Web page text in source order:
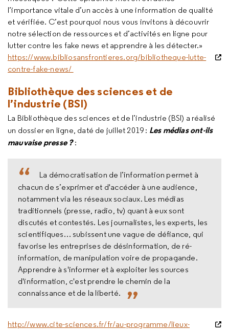
l’importance vitale d’un accès à une information de qualité
et vérifiée. C’est pourquoi nous vous invitons à découvrir
notre sélection de ressources et d’activités en ligne pour
lutter contre les fake news et apprendre à les détecter.»
https://www.bibliosansfrontieres.org/bibliotheque-lutte-
contre-fake-news/
Bibliothèque des sciences et de
l’industrie (BSI)
La Bibliothèque des sciences et de l’industrie (BSI) a réalisé
un dossier en ligne, daté de juillet 2019 : Les médias ont-ils
mauvaise presse ?:
La démocratisation de l’information permet à
chacun de s’exprimer et d'accéder à une audience,
notamment via les réseaux sociaux. Les médias
traditionnels (presse, radio, tv) quant à eux sont
discutés et contestés. Les journalistes, les experts, les
scientifiques… subissent une vague de défiance, qui
favorise les entreprises de désinformation, de ré-
information, de manipulation voire de propagande.
Apprendre à s'informer et à exploiter les sources
d'information, c'est prendre le chemin de la
connaissance et de la liberté.
http://www.cite-sciences.fr/fr/au-programme/lieux-